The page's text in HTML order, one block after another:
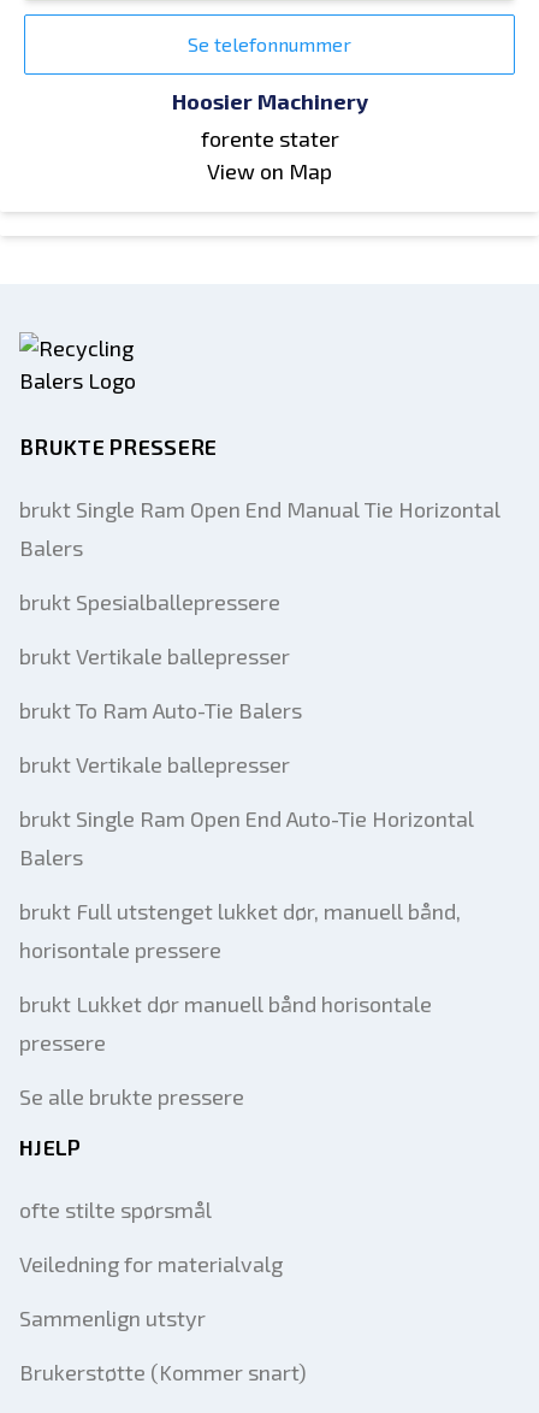
Se telefonnummer
Hoosier Machinery
forente stater
View on Map
BRUKTE PRESSERE
brukt Single Ram Open End Manual Tie Horizontal
Balers
brukt Spesialballepressere
brukt Vertikale ballepresser
brukt To Ram Auto-Tie Balers
brukt Vertikale ballepresser
brukt Single Ram Open End Auto-Tie Horizontal
Balers
brukt Full utstenget lukket dør, manuell bånd,
horisontale pressere
brukt Lukket dør manuell bånd horisontale
pressere
Se alle brukte pressere
HJELP
ofte stilte spørsmål
Veiledning for materialvalg
Sammenlign utstyr
Brukerstøtte (Kommer snart)